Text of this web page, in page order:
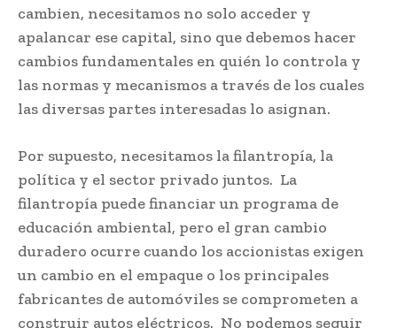
cambien, necesitamos no solo acceder y
apalancar ese capital, sino que debemos hacer
cambios fundamentales en quién lo controla y
las normas y mecanismos a través de los cuales
las diversas partes interesadas lo asignan.
Por supuesto, necesitamos la filantropía, la
política y el sector privado juntos. La
filantropía puede financiar un programa de
educación ambiental, pero el gran cambio
duradero ocurre cuando los accionistas exigen
un cambio en el empaque o los principales
fabricantes de automóviles se comprometen a
construir autos eléctricos. No podemos seguir